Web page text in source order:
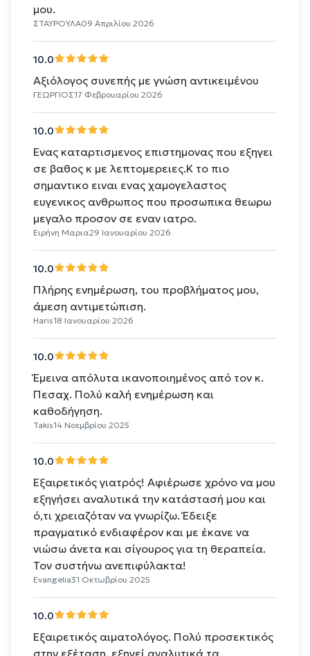
μου.
ΣΤΑΥΡΟΥΛΑ09 Απριλίου 2026
10.0
Αξιόλογος συνεπής με γνώση αντικειμένου
ΓΕΩΡΓΙΟΣ17 Φεβρουαρίου 2026
10.0
Ενας καταρτισμενος επιστημονας που εξηγει
σε βαθος κ με λεπτομερειες.Κ το πιο
σημαντικο ειναι ενας χαμογελαστος
ευγενικος ανθρωπος που προσωπικα θεωρω
μεγαλο προσον σε εναν ιατρο.
Ειρήνη Μαρια29 Ιανουαρίου 2026
10.0
Πλήρης ενημέρωση, του προβλήματος μου,
άμεση αντιμετώπιση.
Haris18 Ιανουαρίου 2026
10.0
Έμεινα απόλυτα ικανοποιημένος από τον κ.
Πεσαχ. Πολύ καλή ενημέρωση και
καθοδήγηση.
Takis14 Νοεμβρίου 2025
10.0
Εξαιρετικός γιατρός! Αφιέρωσε χρόνο να μου
εξηγήσει αναλυτικά την κατάστασή μου και
ό,τι χρειαζόταν να γνωρίζω. Έδειξε
πραγματικό ενδιαφέρον και με έκανε να
νιώσω άνετα και σίγουρος για τη θεραπεία.
Τον συστήνω ανεπιφύλακτα!
Evangelia31 Οκτωβρίου 2025
10.0
Εξαιρετικός αιματολόγος. Πολύ προσεκτικός
στην εξέταση, εξηγεί αναλυτικά τα